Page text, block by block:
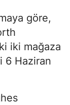
göre,
iki mağaza
6 Haziran